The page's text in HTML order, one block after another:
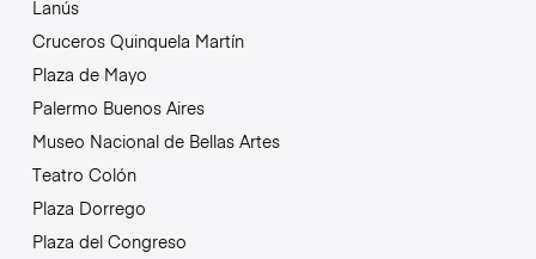
Lanús
Cruceros Quinquela Martín
Plaza de Mayo
Palermo Buenos Aires
Museo Nacional de Bellas Artes
Teatro Colón
Plaza Dorrego
Plaza del Congreso